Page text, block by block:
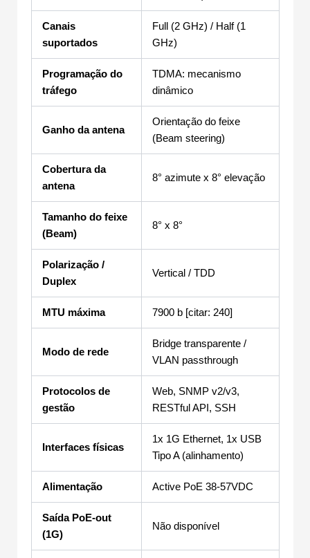
Canais
suportados
Full (2 GHz) / Half (1
GHz)
Programação do
tráfego
TDMA: mecanismo
dinâmico
Ganho da antena
Orientação do feixe
(Beam steering)
Cobertura da
antena
8° azimute x 8° elevação
Tamanho do feixe
(Beam)
8° x 8°
Polarização /
Duplex
Vertical / TDD
MTU máxima 7900 b [citar: 240]
Modo de rede
Bridge transparente /
VLAN passthrough
Protocolos de
gestão
Web, SNMP v2/v3,
RESTful API, SSH
Interfaces físicas
1x 1G Ethernet, 1x USB
Tipo A (alinhamento)
Alimentação Active PoE 38-57VDC
Saída PoE-out
(1G)
Não disponível